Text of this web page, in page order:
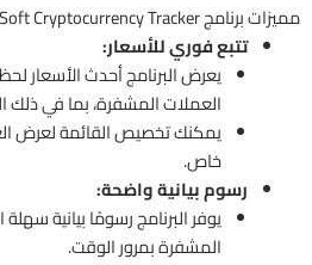
مميزات برنامج VovSoft Cryptocurrency Tracker
تتبع فوري للأسعار:
يعرض البرنامج أحدث الأسعار
العملات المشفرة، بما في ذلك
يمكنك تخصيص القائمة لعرض
خاص.
رسوم بيانية واضحة:
يوفر البرنامج رسومًا بيانية
المشفرة بمرور الوقت.